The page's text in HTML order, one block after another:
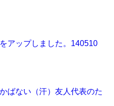
アップしました。140510
ばない（汗）友人代表のた